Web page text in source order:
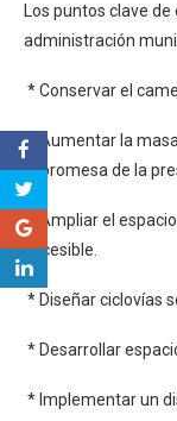
Los puntos clave
administración
* Conservar el
* Aumentar la
la promesa de la
* Ampliar el
accesible.
* Diseñar ciclovías
* Desarrollar
* Implementar un